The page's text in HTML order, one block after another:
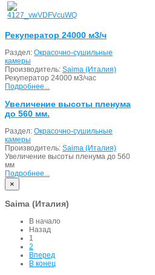
Рекуператор 24000 м3/ч
Раздел: Окрасочно-сушильные
камеры
Производитель: Saima (Италия)
Рекуператор 24000 м3/час
Подробнее...
Увеличение высоты пленума
до 560 мм.
Раздел: Окрасочно-сушильные
камеры
Производитель: Saima (Италия)
Увеличение высоты пленума до 560
мм
Подробнее...
×
Saima (Италия)
В начало
Назад
1
2
Вперед
В конец